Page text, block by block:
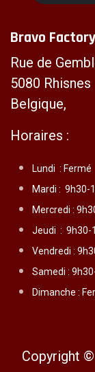
Bravo
Rue de
5080 Rhisnes
Belgique,
Horaires :
Lundi : Fermé
Mardi : 9h30-
Mercredi :
Jeudi : 9h30-
Vendredi :
Samedi :
Dimanche :
Copyright